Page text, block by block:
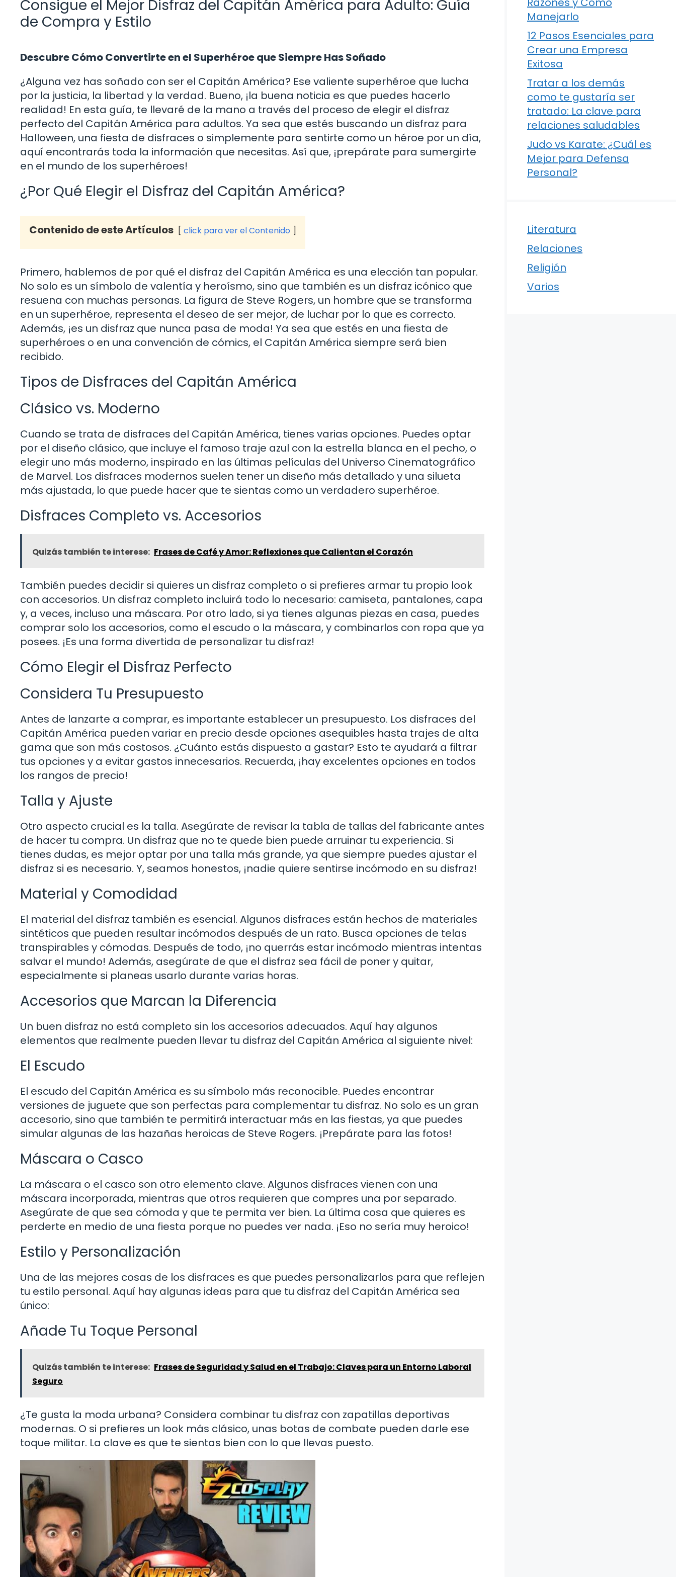
Consigue el Mejor Disfraz del Capitán América para Adulto: Guía
de Compra y Estilo
Descubre Cómo Convertirte en el Superhéroe que Siempre Has Soñado
¿Alguna vez has soñado con ser el Capitán América? Ese valiente superhéroe que lucha
por la justicia, la libertad y la verdad. Bueno, ¡la buena noticia es que puedes hacerlo
realidad! En esta guía, te llevaré de la mano a través del proceso de elegir el disfraz
perfecto del Capitán América para adultos. Ya sea que estés buscando un disfraz para
Halloween, una fiesta de disfraces o simplemente para sentirte como un héroe por un día,
aquí encontrarás toda la información que necesitas. Así que, ¡prepárate para sumergirte
en el mundo de los superhéroes!
¿Por Qué Elegir el Disfraz del Capitán América?
Contenido de este Artículos click para ver el Contenido
Primero, hablemos de por qué el disfraz del Capitán América es una elección tan popular.
No solo es un símbolo de valentía y heroísmo, sino que también es un disfraz icónico que
resuena con muchas personas. La figura de Steve Rogers, un hombre que se transforma
en un superhéroe, representa el deseo de ser mejor, de luchar por lo que es correcto.
Además, ¡es un disfraz que nunca pasa de moda! Ya sea que estés en una fiesta de
superhéroes o en una convención de cómics, el Capitán América siempre será bien
recibido.
Tipos de Disfraces del Capitán América
Clásico vs. Moderno
Cuando se trata de disfraces del Capitán América, tienes varias opciones. Puedes optar
por el diseño clásico, que incluye el famoso traje azul con la estrella blanca en el pecho, o
elegir uno más moderno, inspirado en las últimas películas del Universo Cinematográfico
de Marvel. Los disfraces modernos suelen tener un diseño más detallado y una silueta
más ajustada, lo que puede hacer que te sientas como un verdadero superhéroe.
Disfraces Completo vs. Accesorios
Quizás también te interese: Frases de Café y Amor: Reflexiones que Calientan el Corazón
También puedes decidir si quieres un disfraz completo o si prefieres armar tu propio look
con accesorios. Un disfraz completo incluirá todo lo necesario: camiseta, pantalones, capa
y, a veces, incluso una máscara. Por otro lado, si ya tienes algunas piezas en casa, puedes
comprar solo los accesorios, como el escudo o la máscara, y combinarlos con ropa que ya
posees. ¡Es una forma divertida de personalizar tu disfraz!
Cómo Elegir el Disfraz Perfecto
Considera Tu Presupuesto
Antes de lanzarte a comprar, es importante establecer un presupuesto. Los disfraces del
Capitán América pueden variar en precio desde opciones asequibles hasta trajes de alta
gama que son más costosos. ¿Cuánto estás dispuesto a gastar? Esto te ayudará a filtrar
tus opciones y a evitar gastos innecesarios. Recuerda, ¡hay excelentes opciones en todos
los rangos de precio!
Talla y Ajuste
Otro aspecto crucial es la talla. Asegúrate de revisar la tabla de tallas del fabricante antes
de hacer tu compra. Un disfraz que no te quede bien puede arruinar tu experiencia. Si
tienes dudas, es mejor optar por una talla más grande, ya que siempre puedes ajustar el
disfraz si es necesario. Y, seamos honestos, ¡nadie quiere sentirse incómodo en su disfraz!
Material y Comodidad
El material del disfraz también es esencial. Algunos disfraces están hechos de materiales
sintéticos que pueden resultar incómodos después de un rato. Busca opciones de telas
transpirables y cómodas. Después de todo, ¡no querrás estar incómodo mientras intentas
salvar el mundo! Además, asegúrate de que el disfraz sea fácil de poner y quitar,
especialmente si planeas usarlo durante varias horas.
Accesorios que Marcan la Diferencia
Un buen disfraz no está completo sin los accesorios adecuados. Aquí hay algunos
elementos que realmente pueden llevar tu disfraz del Capitán América al siguiente nivel:
El Escudo
El escudo del Capitán América es su símbolo más reconocible. Puedes encontrar
versiones de juguete que son perfectas para complementar tu disfraz. No solo es un gran
accesorio, sino que también te permitirá interactuar más en las fiestas, ya que puedes
simular algunas de las hazañas heroicas de Steve Rogers. ¡Prepárate para las fotos!
Máscara o Casco
La máscara o el casco son otro elemento clave. Algunos disfraces vienen con una
máscara incorporada, mientras que otros requieren que compres una por separado.
Asegúrate de que sea cómoda y que te permita ver bien. La última cosa que quieres es
perderte en medio de una fiesta porque no puedes ver nada. ¡Eso no sería muy heroico!
Estilo y Personalización
Una de las mejores cosas de los disfraces es que puedes personalizarlos para que reflejen
tu estilo personal. Aquí hay algunas ideas para que tu disfraz del Capitán América sea
único:
Añade Tu Toque Personal
Quizás también te interese: Frases de Seguridad y Salud en el Trabajo: Claves para un Entorno Laboral
Seguro
¿Te gusta la moda urbana? Considera combinar tu disfraz con zapatillas deportivas
modernas. O si prefieres un look más clásico, unas botas de combate pueden darle ese
toque militar. La clave es que te sientas bien con lo que llevas puesto.
Manejarlo
12 Pasos Esenciales para
Crear una Empresa
Exitosa
Tratar a los demás
como te gustaría ser
tratado: La clave para
relaciones saludables
Judo vs Karate: ¿Cuál es
Mejor para Defensa
Personal?
Literatura
Relaciones
Religión
Varios